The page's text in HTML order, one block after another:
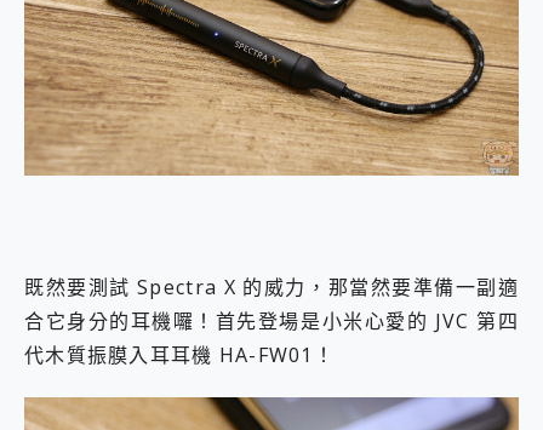
既然要測試 Spectra X 的威力，那當然要準備一副適
合它身分的耳機囉！首先登場是小米心愛的 JVC 第四
代木質振膜入耳耳機 HA-FW01！